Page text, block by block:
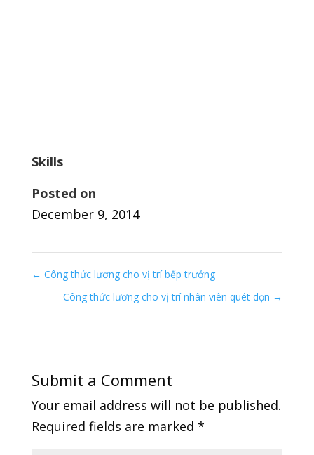
Skills
Posted on
December 9, 2014
← Công thức lương cho vị trí bếp trưởng
Công thức lương cho vị trí nhân viên quét dọn →
Submit a Comment
Your email address will not be published.
Required fields are marked *